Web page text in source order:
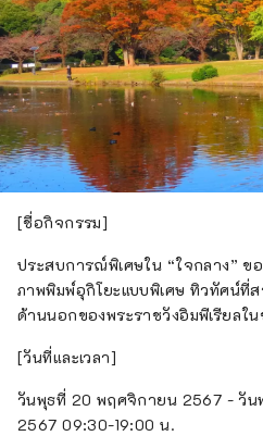
[ชื่อกิจกรรม]
ประสบการณ์พิเศษใน “ใจกลาง” ขอ
ภาพพิมพ์อุกิโยะแบบพิเศษ ทิวทัศน์ที่
ด้านนอกของพระราชวังอิมพีเรียลใ
[วันที่และเวลา]
วันพุธที่ 20 พฤศจิกายน 2567 - วั
2567 09:30-19:00 น.